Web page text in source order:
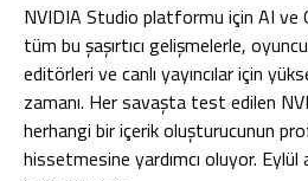
NVIDIA Studio platformu için AI ve
tüm bu şaşırtıcı gelişmelerle,
editörleri ve canlı yayıncılar için
zamanı. Her savaşta test edilen
herhangi bir içerik oluşturucunun
hissetmesine yardımcı oluyor. Eylül